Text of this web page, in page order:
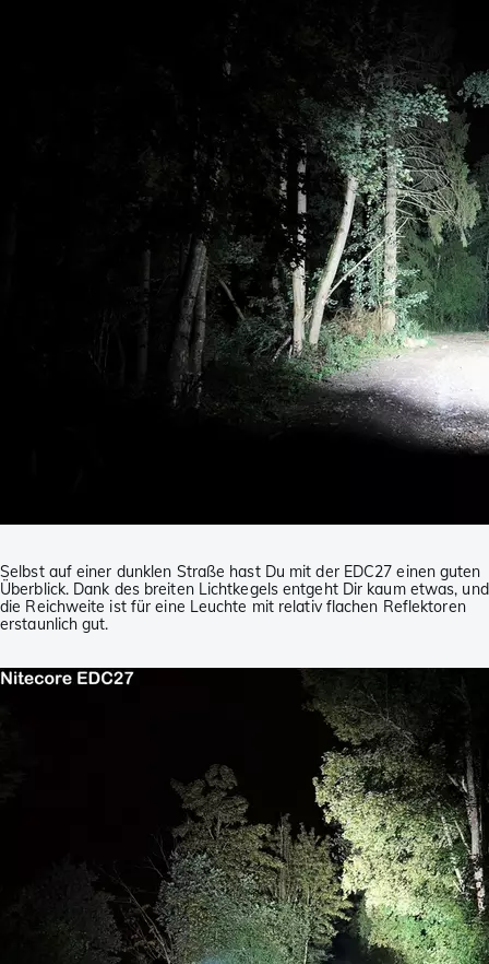
Selbst auf einer dunklen Straße hast Du mit der EDC27 einen guten
Überblick. Dank des breiten Lichtkegels entgeht Dir kaum etwas, und
die Reichweite ist für eine Leuchte mit relativ flachen Reflektoren
erstaunlich gut.